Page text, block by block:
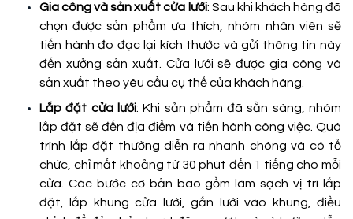
Gia công và sản xuất cửa lưới: Sau khi khách hàng đã
chọn được sản phẩm ưa thích, nhóm nhân viên sẽ
tiến hành đo đạc lại kích thước và gửi thông tin này
đến xưởng sản xuất. Cửa lưới sẽ được gia công và
sản xuất theo yêu cầu cụ thể của khách hàng.
Lắp đặt cửa lưới: Khi sản phẩm đã sẵn sàng, nhóm
lắp đặt sẽ đến địa điểm và tiến hành công việc. Quá
trình lắp đặt thường diễn ra nhanh chóng và có tổ
chức, chỉ mất khoảng từ 30 phút đến 1 tiếng cho mỗi
cửa. Các bước cơ bản bao gồm làm sạch vị trí lắp
đặt, lắp khung cửa lưới, gắn lưới vào khung, điều